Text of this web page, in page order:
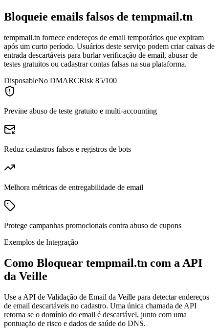
Bloqueie emails falsos de tempmail.tn
tempmail.tn fornece endereços de email temporários que expiram
após um curto período. Usuários deste serviço podem criar caixas de
entrada descartáveis para burlar verificação de email, abusar de
testes gratuitos ou cadastrar contas falsas na sua plataforma.
DisposableNo DMARCRisk 85/100
Previne abuso de teste gratuito e multi-accounting
Reduz cadastros falsos e registros de bots
Melhora métricas de entregabilidade de email
Protege campanhas promocionais contra abuso de cupons
Exemplos de Integração
Como Bloquear tempmail.tn com a API
da Veille
Use a API de Validação de Email da Veille para detectar endereços
de email descartáveis no cadastro. Uma única chamada de API
retorna se o domínio do email é descartável, junto com uma
pontuação de risco e dados de saúde do DNS.